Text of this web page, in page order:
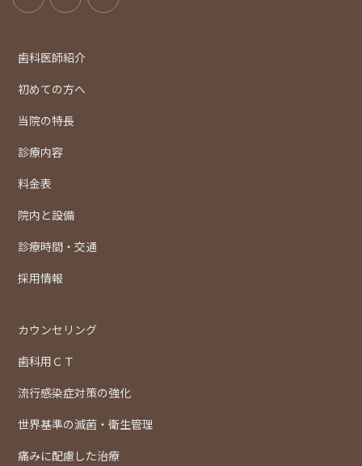
歯科医師紹介
初めての方へ
当院の特長
診療内容
料金表
院内と設備
診療時間・交通
採用情報
カウンセリング
歯科用ＣＴ
流行感染症対策の強化
世界基準の滅菌・衛生管理
痛みに配慮した治療